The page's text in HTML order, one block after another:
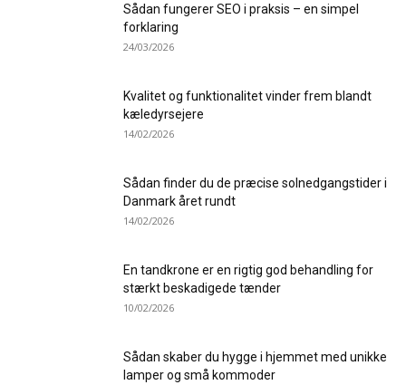
Sådan fungerer SEO i praksis – en simpel
forklaring
24/03/2026
Kvalitet og funktionalitet vinder frem blandt
kæledyrsejere
14/02/2026
Sådan finder du de præcise solnedgangstider i
Danmark året rundt
14/02/2026
En tandkrone er en rigtig god behandling for
stærkt beskadigede tænder
10/02/2026
Sådan skaber du hygge i hjemmet med unikke
lamper og små kommoder